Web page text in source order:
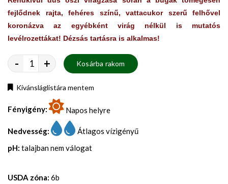
fejlődnek rajta, fehéres színű, vattacukor szerű felhővel
koronázva az egyébként virág nélkül is mutatós
levélrozettákat! Dézsás tartásra is alkalmas!
- + Kosárba rakom
Kívánsláglistára mentem
Fényigény: Napos helyre
Nedvesség:
Átlagos vízigényű
pH: talajban nem válogat
USDA zóna: 6b